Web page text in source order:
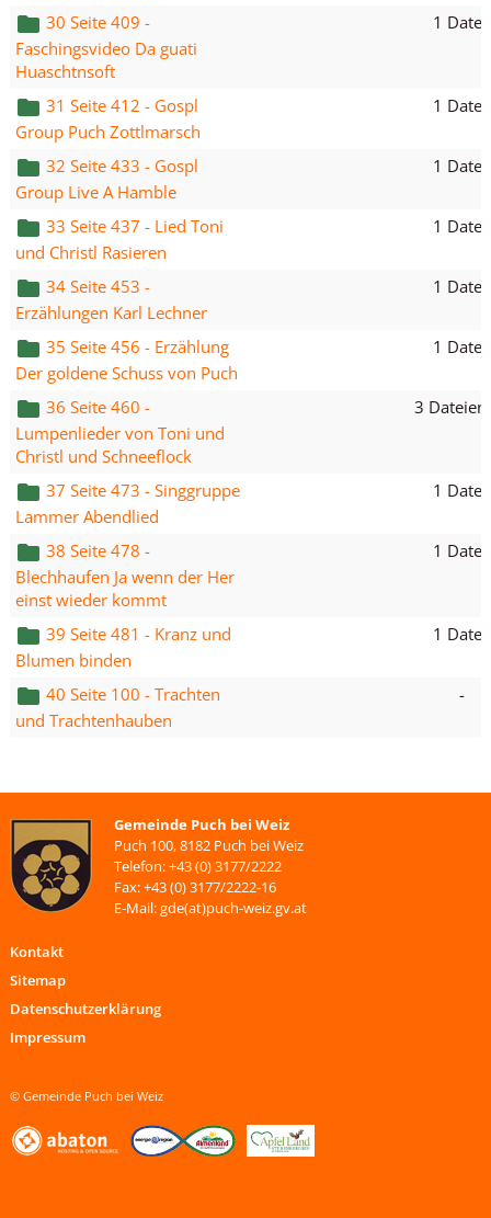
30 Seite 409 -
Faschingsvideo Da guati
Huaschtnsoft
1 Datei
31 Seite 412 - Gospl
Group Puch Zottlmarsch
1 Datei
32 Seite 433 - Gospl
Group Live A Hamble
1 Datei
33 Seite 437 - Lied Toni
und Christl Rasieren
1 Datei
34 Seite 453 -
Erzählungen Karl Lechner
1 Datei
35 Seite 456 - Erzählung
Der goldene Schuss von Puch
1 Datei
36 Seite 460 -
Lumpenlieder von Toni und
Christl und Schneeflock
3 Dateien
37 Seite 473 - Singgruppe
Lammer Abendlied
1 Datei
38 Seite 478 -
Blechhaufen Ja wenn der Her
einst wieder kommt
1 Datei
39 Seite 481 - Kranz und
Blumen binden
1 Datei
40 Seite 100 - Trachten
und Trachtenhauben
-
Gemeinde Puch bei Weiz
Puch 100, 8182 Puch bei Weiz
Telefon: +43 (0) 3177/2222
Fax: +43 (0) 3177/2222-16
E-Mail: gde(at)puch-weiz.gv.at
Kontakt
Sitemap
Datenschutzerklärung
Impressum
© Gemeinde Puch bei Weiz